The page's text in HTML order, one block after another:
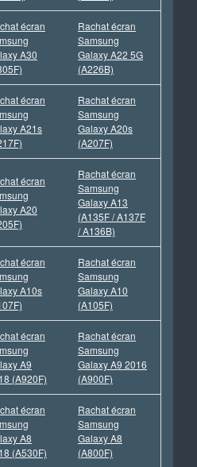
écran
A30
Rachat écran
Samsung
Galaxy A22 5G
(A226B)
écran
A21s
Rachat écran
Samsung
Galaxy A20s
(A207F)
écran
A20
Rachat écran
Samsung
Galaxy A13
(A135F / A137F
/ A136B)
écran
A10s
Rachat écran
Samsung
Galaxy A10
(A105F)
écran
A9
(A920F)
Rachat écran
Samsung
Galaxy A9 2016
(A900F)
écran
A8
(A530F)
Rachat écran
Samsung
Galaxy A8
(A800F)